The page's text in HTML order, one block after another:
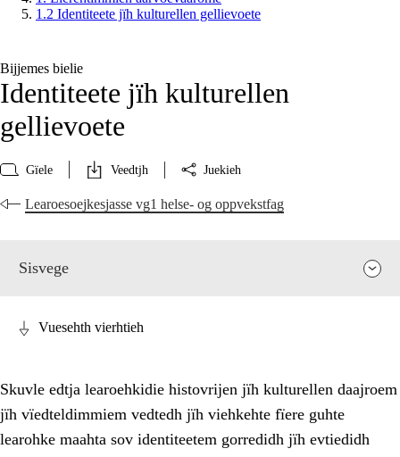
1.2 Identiteete jïh kulturellen gellievoete
Bijjemes bielie
Identiteete jïh kulturellen
gellievoete
Gïele Veedtjh Juekieh
Learoesoejkesjasse vg1 helse- og oppvekstfag
Sisvege
Vuesehth vierhtieh
Skuvle edtja learoehkidie histovrijen jïh kulturellen daajroem
jïh vïedteldimmiem vedtedh jïh viehkehte fïere guhte
learohke maahta sov identiteetem gorredidh jïh evtiedidh